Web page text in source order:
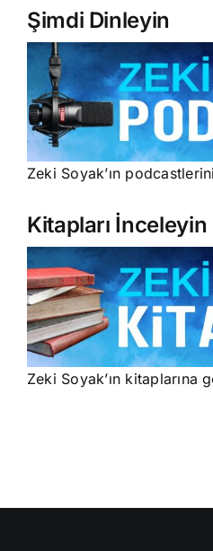
Şimdi Dinleyin
Zeki Soyak’ın
Kitapları İnceleyin
Zeki Soyak’ın kitaplarına